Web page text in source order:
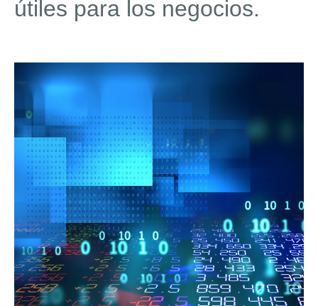
útiles para los negocios.